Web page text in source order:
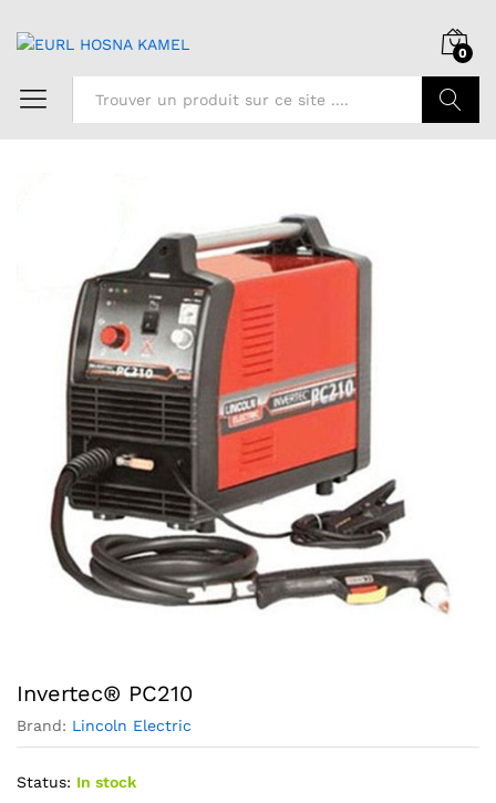
0
Invertec® PC210
Brand: Lincoln Electric
Status: In stock